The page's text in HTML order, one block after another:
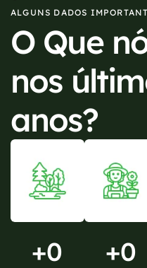
ALGUNS DADOS
O Que
nos
anos?
+0 +0